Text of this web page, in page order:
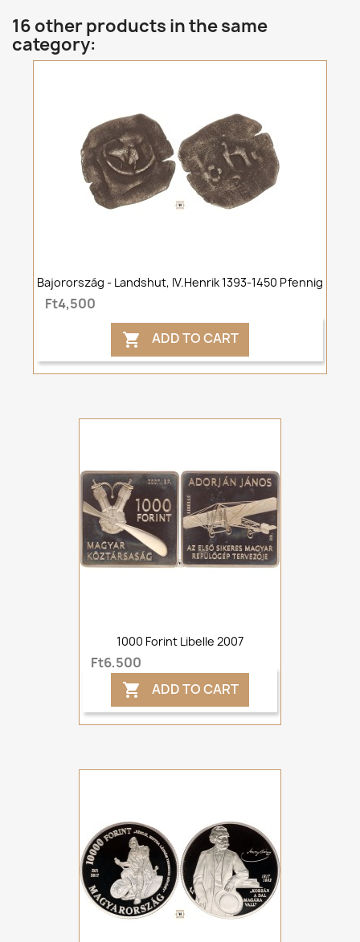
16 other products in the same
category:
Bajorország - Landshut, IV.Henrik 1393-1450 Pfennig
Ft4,500
 ADD TO CART
1000 Forint Libelle 2007
Ft6,500
 ADD TO CART